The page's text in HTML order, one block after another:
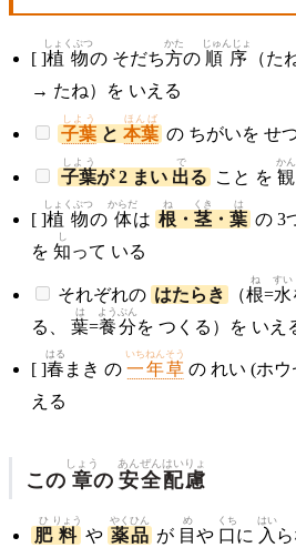
[ ]植物
しょくぶつ
の そだち方
かた
の 順序
じゅんじょ
（
→ たね）を いえる
子葉
しよう
と 本葉
ほんば
の ちがいを せ
子葉
しよう
が 2 まい 出
で
る こと を
か
[ ]植物
しょくぶつ
の 体
からだ
は 根
ね
・ 茎
くき
・ 葉
は
の 3
を 知
し
って いる
それぞれの はたらき （根
ね
=水
すい
る、 葉
は
=養分
ようぶん
を つくる）を いえ
[ ]春
はる
まき の 一年草
いちねんそう
の れい (ホ
える
この 章
しょう
の 安全
あんぜん
配
はい
慮
りょ
肥
ひ
料
りょう
や 薬
やく
品
ひん
が 目
め
や 口
くち
に 入
はい